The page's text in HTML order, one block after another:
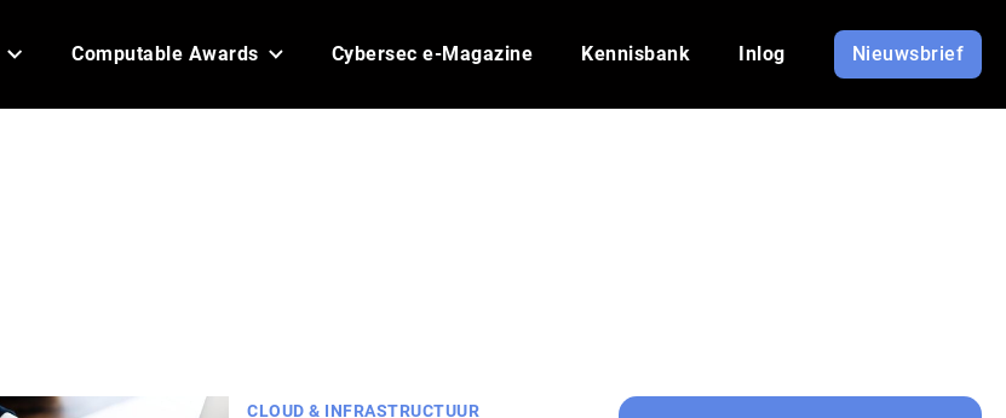
Computable Awards Cybersec e-Magazine Kennisbank Inlog Nieuwsbrief
CLOUD & INFRASTRUCTUUR